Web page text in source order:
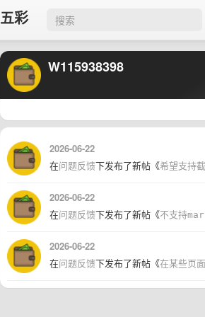
五彩
W115938398
2026-06-22
在问题反馈下发布了新帖《希望支持
2026-06-22
在问题反馈下发布了新帖《不支持
2026-06-22
在问题反馈下发布了新帖《在某些页